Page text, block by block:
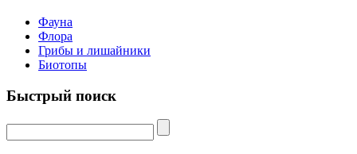
Фауна
Флора
Грибы и лишайники
Биотопы
Быстрый поиск